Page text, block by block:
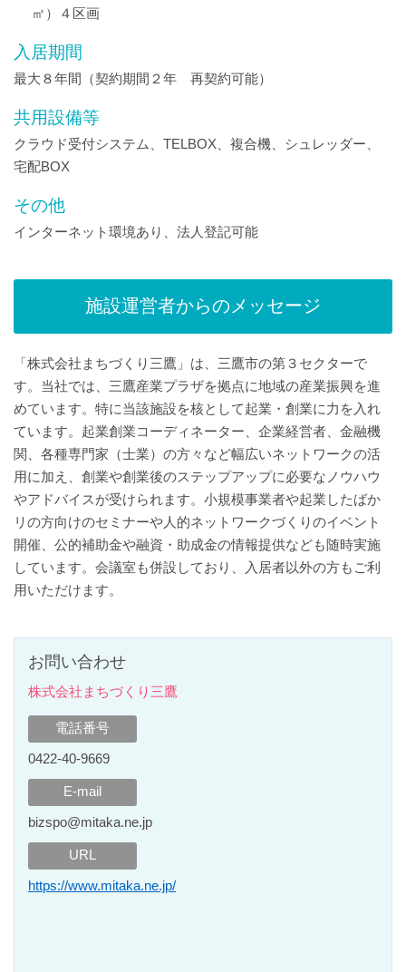
㎡）４区画
入居期間
最大８年間（契約期間２年 再契約可能）
共用設備等
クラウド受付システム、TELBOX、複合機、シュレッダー、
宅配BOX
その他
インターネット環境あり、法人登記可能
施設運営者からのメッセージ
「株式会社まちづくり三鷹」は、三鷹市の第３セクターで
す。当社では、三鷹産業プラザを拠点に地域の産業振興を進
めています。特に当該施設を核として起業・創業に力を入れ
ています。起業創業コーディネーター、企業経営者、金融機
関、各種専門家（士業）の方々など幅広いネットワークの活
用に加え、創業や創業後のステップアップに必要なノウハウ
やアドバイスが受けられます。小規模事業者や起業したばか
リの方向けのセミナーや人的ネットワークづくりのイベント
開催、公的補助金や融資・助成金の情報提供なども随時実施
しています。会議室も併設しており、入居者以外の方もご利
用いただけます。
お問い合わせ
株式会社まちづくり三鷹
電話番号
0422-40-9669
E-mail
bizspo@mitaka.ne.jp
URL
https://www.mitaka.ne.jp/